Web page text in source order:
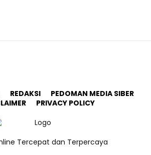
REDAKSI
PEDOMAN MEDIA SIBER
PRIVACY POLICY
Tercepat dan Terpercaya